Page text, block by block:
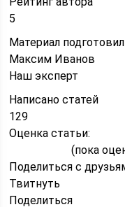
5
Материал подготовил
Максим Иванов
Наш эксперт
Написано статей
129
Оценка статьи:
(пока
Поделиться с
Твитнуть
Поделиться